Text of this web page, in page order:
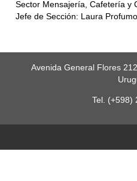
Sector Mensajería, Cafetería y
Jefe de Sección: Laura Profumo
Avenida General Flores
Tel. (+598)